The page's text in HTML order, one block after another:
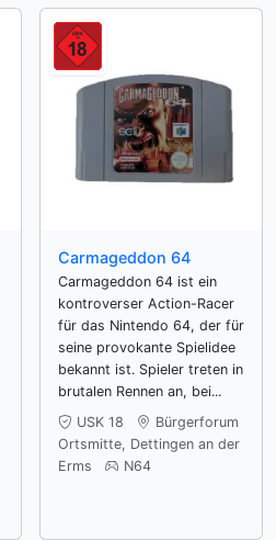
Carmageddon 64
Carmageddon 64 ist ein
kontroverser Action-Racer
für das Nintendo 64, der für
seine provokante Spielidee
bekannt ist. Spieler treten in
brutalen Rennen an, bei...
USK 18
Bürgerforum
Ortsmitte, Dettingen an der
Erms
N64